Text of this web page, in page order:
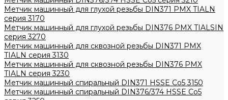
Метчик машинный для глухой резьбы DIN371 PMX TIALN
серия 3170
Метчик машинный для глухой резьбы DIN376 PMX TIALSIN
серия 3270
Метчик машинный для сквозной резьбы DIN371 PMX
TIALN серия 3130
Метчик машинный для сквозной резьбы DIN376 PMX
TIALN серия 3230
Метчик машинный спиральный DIN371 HSSE Co5 3150
Метчик машинный спиральный DIN376/374 HSSE Co5